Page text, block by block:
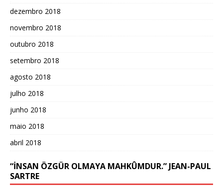
dezembro 2018
novembro 2018
outubro 2018
setembro 2018
agosto 2018
julho 2018
junho 2018
maio 2018
abril 2018
“İNSAN ÖZGÜR OLMAYA MAHKÛMDUR.” JEAN-PAUL
SARTRE